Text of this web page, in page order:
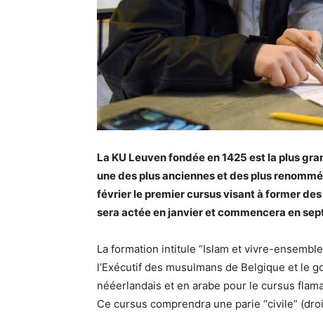
La KU Leuven fondée en 1425 est la plus
une des plus anciennes et des plus
février le premier cursus visant à former
sera actée en janvier et commencera en
La formation intitule “Islam et vivre-
l’Exécutif des musulmans de Belgique et le
nééerlandais et en arabe pour le cursus
Ce cursus comprendra une parie “civile”